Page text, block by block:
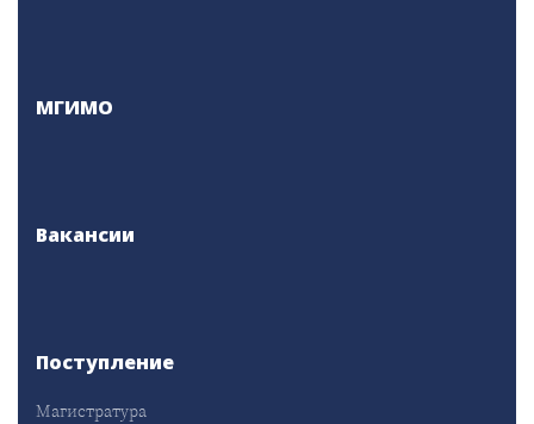
МГИМО
Вакансии
Поступление
Магистратура